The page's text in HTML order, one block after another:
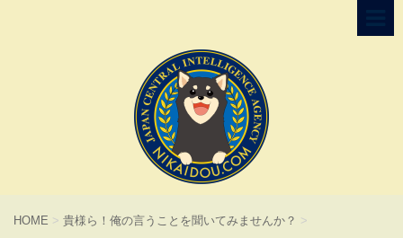
HOME > 貴様ら！俺の言うことを聞いてみませんか？ >